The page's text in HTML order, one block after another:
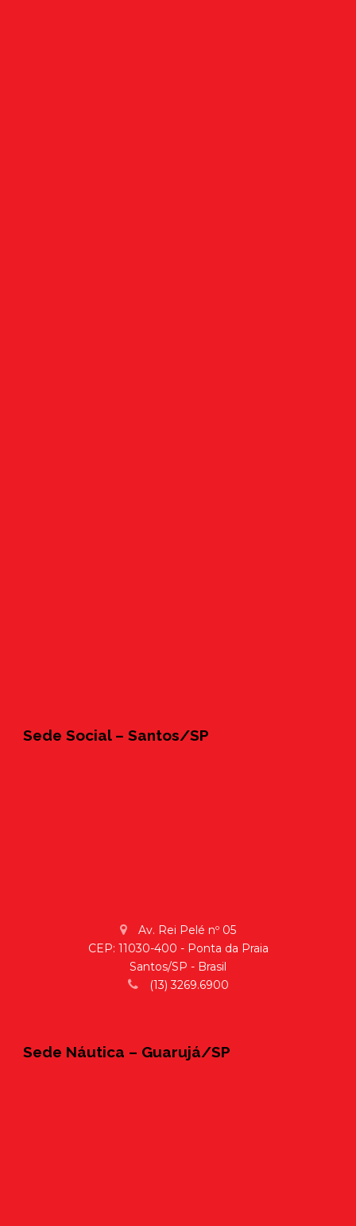
Sede Social – Santos/SP
Av. Rei Pelé nº 05
CEP: 11030-400 - Ponta da Praia
Santos/SP - Brasil
(13) 3269.6900
Sede Náutica – Guarujá/SP